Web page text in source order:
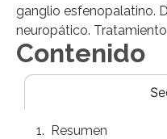
ganglio esfenopalatino.
neuropático.
Contenido
Resumen